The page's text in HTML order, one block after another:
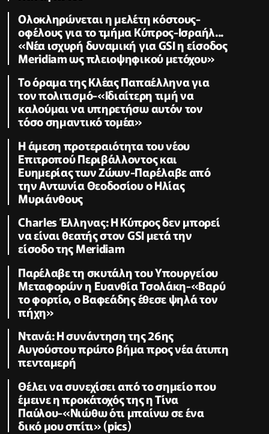
Ολοκληρώνεται η μελέτη κόστους-
οφέλους για το τμήμα Κύπρος-Ισραήλ...
«Νέα ισχυρή δυναμική για GSI η είσοδος
Meridiam ως πλειοψηφικού μετόχου»
Το όραμα της Κλέας Παπαέλληνα για
τον πολιτισμό-«Ιδιαίτερη τιμή να
καλούμαι να υπηρετήσω αυτόν τον
τόσο σημαντικό τομέα»
Η άμεση προτεραιότητα του νέου
Επιτροπού Περιβάλλοντος και
Ευημερίας των Ζώων-Παρέλαβε από
την Αντωνία Θεοδοσίου ο Ηλίας
Μυριάνθους
Charles Έλληνας: Η Κύπρος δεν μπορεί
να είναι θεατής στον GSI μετά την
είσοδο της Meridiam
Παρέλαβε τη σκυτάλη του Υπουργείου
Μεταφορών η Ευανθία Τσολάκη-«Βαρύ
το φορτίο, ο Βαφεάδης έθεσε ψηλά τον
πήχη»
Ντανά: Η συνάντηση της 26ης
Αυγούστου πρώτο βήμα προς νέα άτυπη
πενταμερή
Θέλει να συνεχίσει από το σημείο που
έμεινε η προκάτοχός της η Τίνα
Παύλου-«Νιώθω ότι μπαίνω σε ένα
δικό μου σπίτι» (pics)